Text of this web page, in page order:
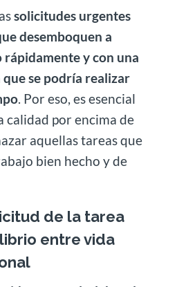
solicitudes urgentes
desemboquen a
y con una
se podría realizar
. Por eso, es esencial
por encima de
aquellas tareas que
bien hecho y de
de la tarea
entre vida